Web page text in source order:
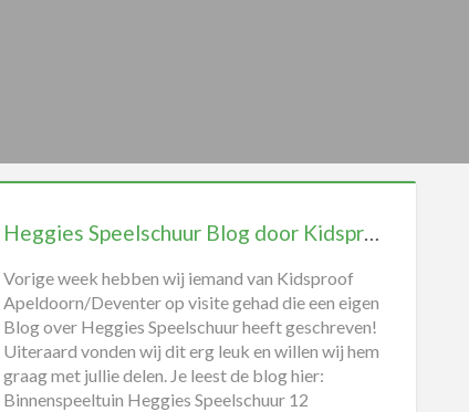
Heggies Speelschuur Blog door Kidsproof Apeldoorn
Vorige week hebben wij iemand van Kidsproof
Apeldoorn/Deventer op visite gehad die een eigen
Blog over Heggies Speelschuur heeft geschreven!
Uiteraard vonden wij dit erg leuk en willen wij hem
graag met jullie delen. Je leest de blog hier:
Binnenspeeltuin Heggies Speelschuur 12